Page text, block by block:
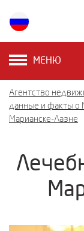
МЕНЮ
Агентство
данные и факты о
Марианске-Лазне